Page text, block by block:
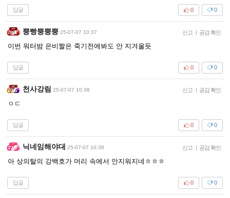
답글 0
0
뿡빵뿡뿡뿡 25-07-07 10:37 신고 | 공감 확인
이번 워터밤 은비짤은 죽기전에봐도 안 지겨울듯
답글 0
0
천사강림 25-07-07 10:38 신고 | 공감 확인
ㅇㄷ
답글 0
0
닉네임해야대 25-07-07 10:38 신고 | 공감 확인
아 상의탈의 강백호가 머리 속에서 안지워지네ㅎㅎㅎ
답글 0
0